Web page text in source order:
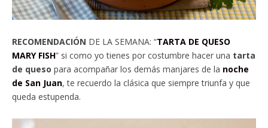
RECOMENDACIÓN DE LA SEMANA: “TARTA DE QUESO
MARY FISH” si como yo tienes por costumbre hacer una tarta
de queso para acompañar los demás manjares de la noche
de San Juan, te recuerdo la clásica que siempre triunfa y que
queda estupenda.